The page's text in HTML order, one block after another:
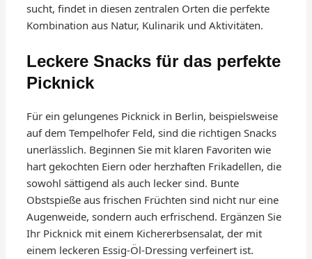
sucht, findet in diesen zentralen Orten die perfekte
Kombination aus Natur, Kulinarik und Aktivitäten.
Leckere Snacks für das perfekte
Picknick
Für ein gelungenes Picknick in Berlin, beispielsweise
auf dem Tempelhofer Feld, sind die richtigen Snacks
unerlässlich. Beginnen Sie mit klaren Favoriten wie
hart gekochten Eiern oder herzhaften Frikadellen, die
sowohl sättigend als auch lecker sind. Bunte
Obstspieße aus frischen Früchten sind nicht nur eine
Augenweide, sondern auch erfrischend. Ergänzen Sie
Ihr Picknick mit einem Kichererbsensalat, der mit
einem leckeren Essig-Öl-Dressing verfeinert ist.